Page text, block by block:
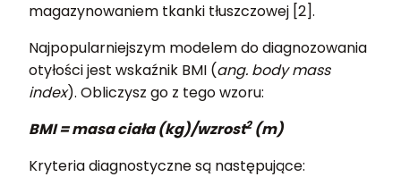
magazynowaniem tkanki tłuszczowej [2].
Najpopularniejszym modelem do diagnozowania
otyłości jest wskaźnik BMI (ang. body mass
index). Obliczysz go z tego wzoru:
BMI = masa ciała (kg)/wzrost2(m)
Kryteria diagnostyczne są następujące: